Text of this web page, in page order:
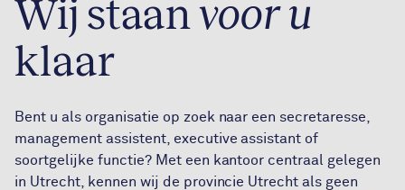
Wij staanvoor u
klaar
Bent u als organisatie op zoek naar een secretaresse,
management assistent, executive assistant of
soortgelijke functie? Met een kantoor centraal gelegen
in Utrecht, kennen wij de provincie Utrecht als geen